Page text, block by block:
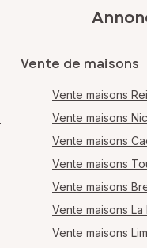
Vente de maisons
Vente maisons
Vente maisons
Vente maisons
Vente maisons
Vente maisons
Vente maisons La
Vente maisons